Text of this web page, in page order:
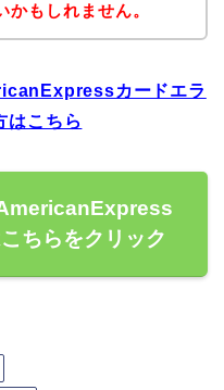
かもしれません。
カードエラ
はこちら
ちらをクリック